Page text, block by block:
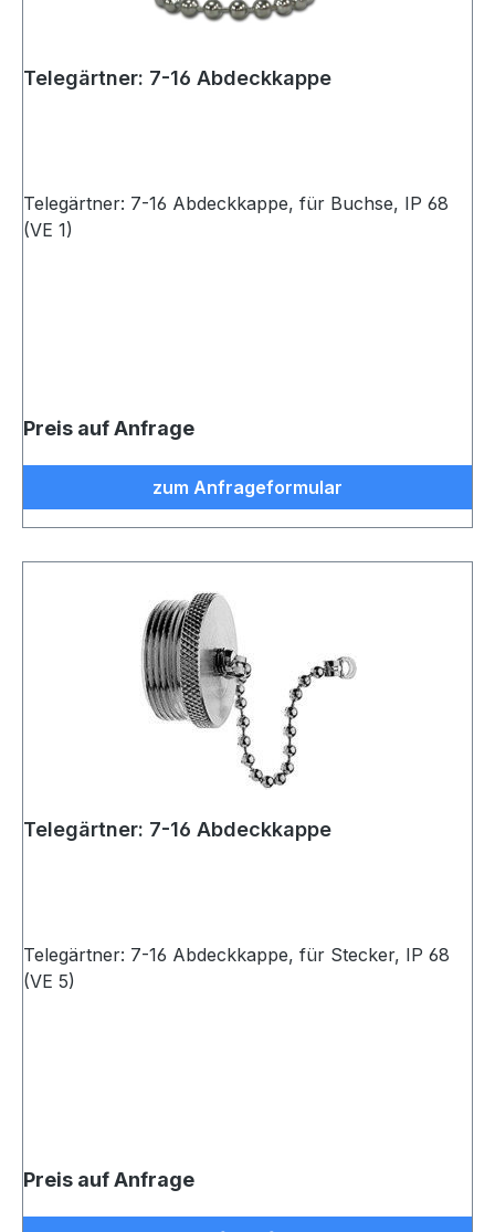
Telegärtner: 7-16 Abdeckkappe
Telegärtner: 7-16 Abdeckkappe, für Buchse, IP 68
(VE 1)
Preis auf Anfrage
zum Anfrageformular
Telegärtner: 7-16 Abdeckkappe
Telegärtner: 7-16 Abdeckkappe, für Stecker, IP 68
(VE 5)
Preis auf Anfrage